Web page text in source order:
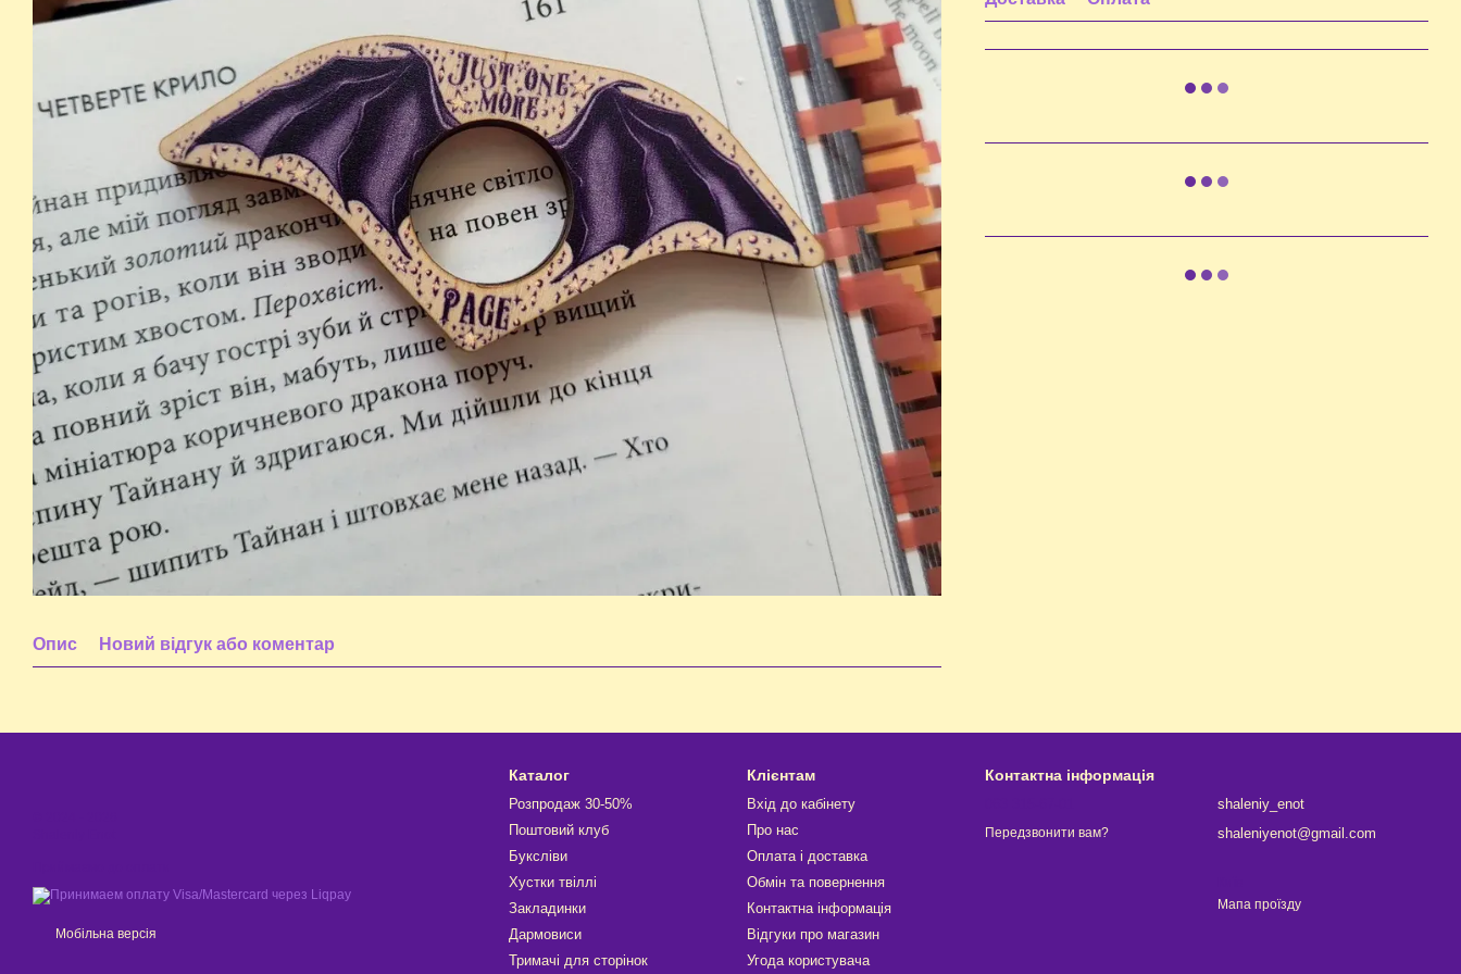
Опис Новий відгук або коментар
Мобільна версія
Каталог
Розпродаж 30-50%
Поштовий клуб
Буксліви
Хустки твіллі
Закладинки
Дармовиси
Тримачі для сторінок
Клієнтам
Вхід до кабінету
Про нас
Оплата і доставка
Обмін та повернення
Контактна інформація
Відгуки про магазин
Угода користувача
Контактна інформація
Передзвонити вам?
shaleniy_enot
shaleniyenot@gmail.com
Мапа проїзду